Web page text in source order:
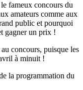
fameux concours du
amateurs comme aux
public et pourquoi
gagner un prix !
concours, puisque les
à minuit !
la programmation du